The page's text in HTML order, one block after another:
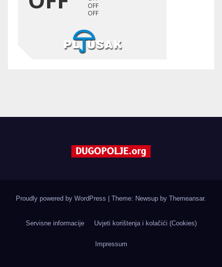
Proudly powered by WordPress Theme: Newsup by Themeansar.
Servisne informacije Uvjeti korištenja i kolačići (Cookies)
Impressum